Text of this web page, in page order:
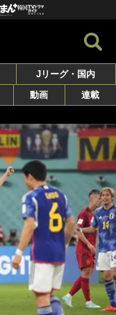
Jリーグ・国内
動画 連載